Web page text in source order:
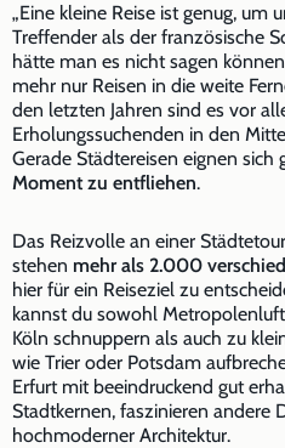
„Eine kleine Reise ist genug, um
Treffender als der französische
hätte man es nicht sagen
mehr nur Reisen in die weite
den letzten Jahren sind es vor
Erholungssuchenden in den
Gerade Städtereisen eignen sich
Moment zu entfliehen.
Das Reizvolle an einer
stehen mehr als 2.000
hier für ein Reiseziel zu
kannst du sowohl
Köln schnuppern als auch zu
wie Trier oder Potsdam
Erfurt mit beeindruckend gut
Stadtkernen, faszinieren andere
hochmoderner Architektur.